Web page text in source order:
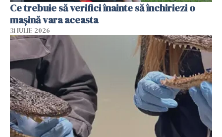
Ce trebuie să verifici înainte să închiriezi o
mașină vara aceasta
31 IULIE 2026